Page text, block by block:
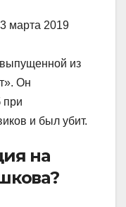
марта 2019
из
Он
при
и был убит.
на